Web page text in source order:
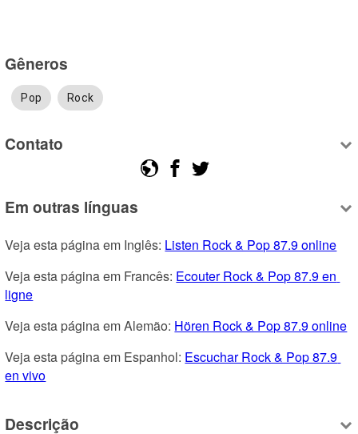
Gêneros
Pop Rock
Contato
Em outras línguas
Veja esta página em Inglês: Listen Rock & Pop 87.9 online
Veja esta página em Francês: Ecouter Rock & Pop 87.9 en
ligne
Veja esta página em Alemão: Hören Rock & Pop 87.9 online
Veja esta página em Espanhol: Escuchar Rock & Pop 87.9
en vivo
Descrição